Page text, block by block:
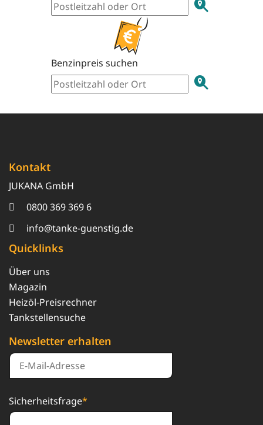
Benzinpreis suchen
Kontakt
JUKANA GmbH
0800 369 369 6
info@tanke-guenstig.de
Quicklinks
Über uns
Magazin
Heizöl-Preisrechner
Tankstellensuche
Newsletter erhalten
Sicherheitsfrage*